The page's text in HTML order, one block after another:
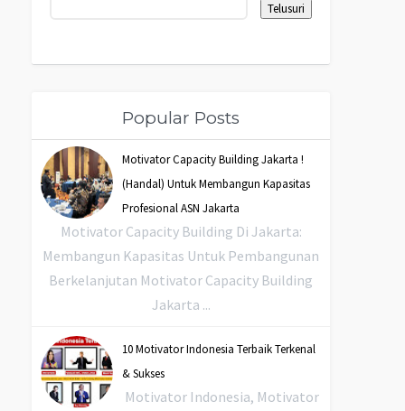
Popular Posts
Motivator Capacity Building Jakarta !
(Handal) Untuk Membangun Kapasitas
Profesional ASN Jakarta
Motivator Capacity Building Di Jakarta:
Membangun Kapasitas Untuk Pembangunan
Berkelanjutan Motivator Capacity Building
Jakarta ...
10 Motivator Indonesia Terbaik Terkenal
& Sukses
Motivator Indonesia, Motivator